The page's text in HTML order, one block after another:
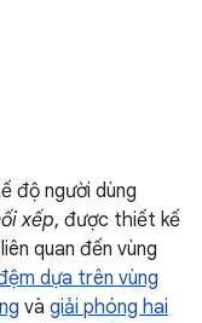
độ người dùng
xếp, được thiết kế
quan đến vùng
dựa trên vùng
và giải phóng hai